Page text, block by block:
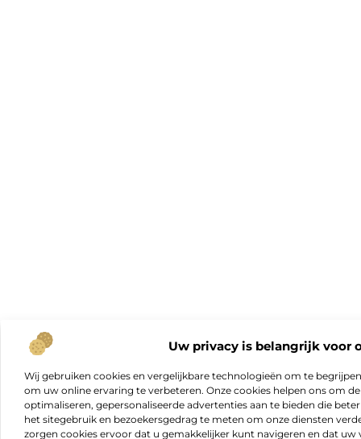
Uw privacy is belangrijk voor
Wij gebruiken cookies en vergelijkbare technologieën om te
om uw online ervaring te verbeteren. Onze cookies helpen ons om
optimaliseren, gepersonaliseerde advertenties aan te bieden die
het sitegebruik en bezoekersgedrag te meten om onze diensten
zorgen cookies ervoor dat u gemakkelijker kunt navigeren en dat